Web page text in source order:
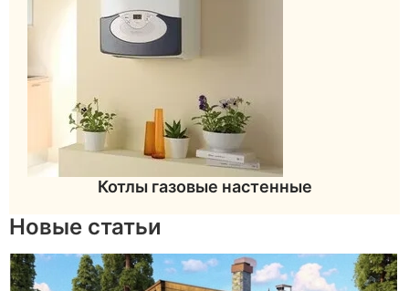
Котлы газовые настенные
Новые статьи